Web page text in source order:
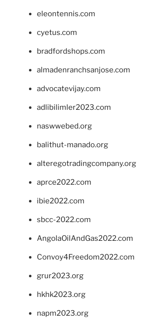
eleontennis.com
cyetus.com
bradfordshops.com
almadenranchsanjose.com
advocatevijay.com
adlibilimler2023.com
naswwebed.org
balithut-manado.org
alteregotradingcompany.org
aprce2022.com
ibie2022.com
sbcc-2022.com
AngolaOilAndGas2022.com
Convoy4Freedom2022.com
grur2023.org
hkhk2023.org
napm2023.org